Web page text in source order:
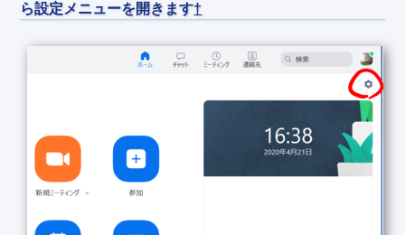
ら設定メニューを開きます†